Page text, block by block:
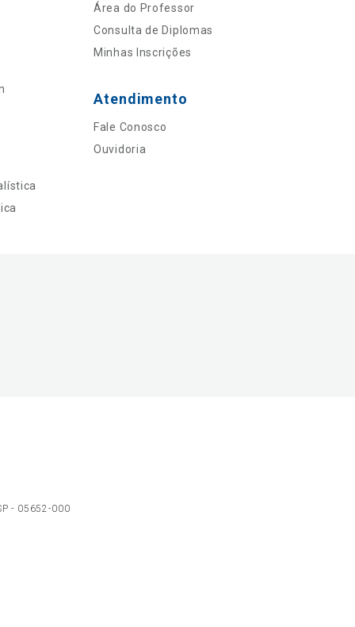
Área do Professor
Consulta de Diplomas
Minhas Inscrições
Atendimento
Fale Conosco
Ouvidoria
- 05652-000